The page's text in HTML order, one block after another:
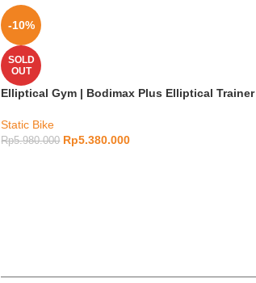
-10%
SOLD
OUT
Elliptical Gym | Bodimax Plus Elliptical Trainer
Static Bike
Rp5.980.000 Rp5.380.000